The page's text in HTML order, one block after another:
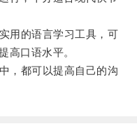
的语言学习工具，可
高口语水平。
都可以提高自己的沟